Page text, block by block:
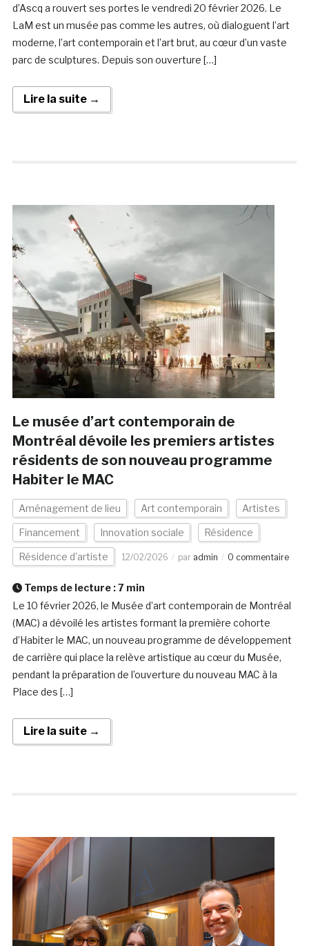
d’Ascq a rouvert ses portes le vendredi 20 février 2026. Le
LaM est un musée pas comme les autres, où dialoguent l’art
moderne, l’art contemporain et l’art brut, au cœur d’un vaste
parc de sculptures. Depuis son ouverture […]
Lire la suite →
Le musée d’art contemporain de
Montréal dévoile les premiers artistes
résidents de son nouveau programme
Habiter le MAC
Aménagement de lieu Art contemporain Artistes
Financement Innovation sociale Résidence
Résidence d'artiste 12/02/2026 par admin 0 commentaire
Temps de lecture :7 min
Le 10 février 2026, le Musée d’art contemporain de Montréal
(MAC) a dévoilé les artistes formant la première cohorte
d’Habiter le MAC, un nouveau programme de développement
de carrière qui place la relève artistique au cœur du Musée,
pendant la préparation de l’ouverture du nouveau MAC à la
Place des […]
Lire la suite →